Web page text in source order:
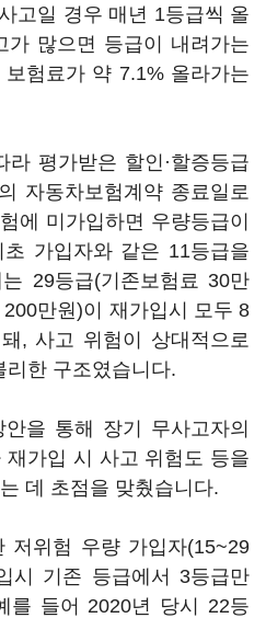
고일 경우 매년 1등급씩 올
가 많으면 등급이 내려가는
험료가 약 7.1% 올라가는
평가받은 할인·할증등급
자동차보험계약 종료일로
에 미가입하면 우량등급이
가입자와 같은 11등급을
29등급(기존보험료 30만
만원)이 재가입시 모두 8
, 사고 위험이 상대적으로
리한 구조였습니다.
을 통해 장기 무사고자의
가입 시 사고 위험도 등을
데 초점을 맞췄습니다.
저위험 우량 가입자(15~29
시 기존 등급에서 3등급만
를 들어 2020년 당시 22등